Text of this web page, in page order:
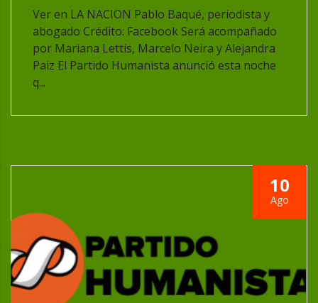
Ver en LA NACION Pablo Baqué, periodista y
abogado Crédito: Facebook Será acompañado
por Mariana Lettis, Marcelo Neira y Alejandra
Paiz El Partido Humanista anunció esta noche
q...
10
Ago